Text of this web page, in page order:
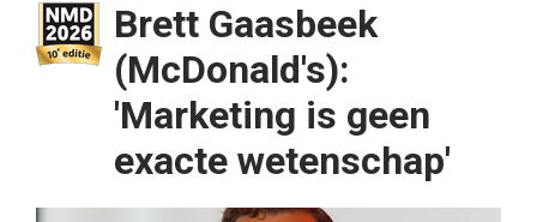
Brett Gaasbeek
(McDonald's):
'Marketing is geen
exacte wetenschap'